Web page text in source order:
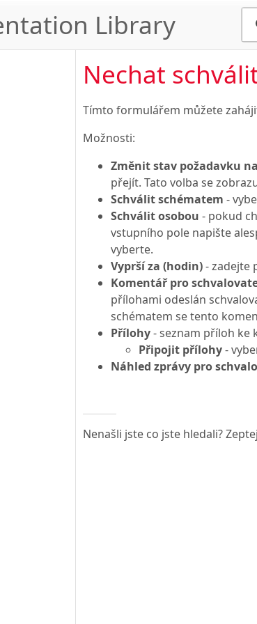
Library
Nechat
Tímto formulářem můžete
Možnosti:
Změnit stav požadavku na
přejít. Tato volba se
Schválit schématem -
Schválit osobou - pokud
vstupního pole napište
vyberte.
Vyprší za (hodin)- zadejte
Komentář pro
přílohami odeslán
schématem se tento
Přílohy- seznam příloh ke
Připojit přílohy-
Náhled zprávy pro
Nenašli jste co jste hledali?